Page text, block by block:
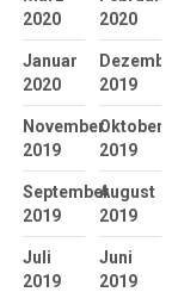
2020
2020
Januar
2020
2019
November
2019
Oktober
2019
September
2019
August
2019
Juli
2019
Juni
2019